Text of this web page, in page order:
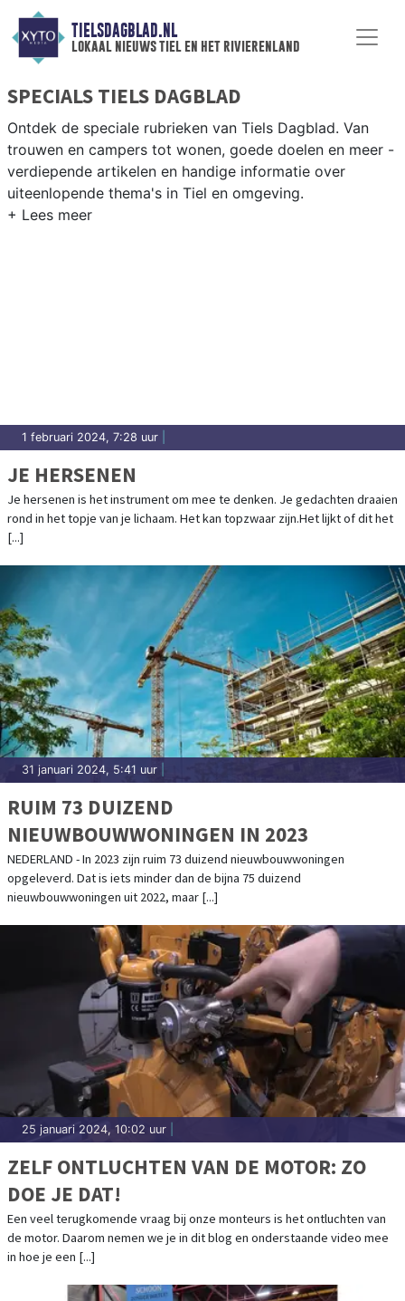
TIELSDAGBLAD.NL
lokaal nieuws tiel en het rivierenland
SPECIALS TIELS DAGBLAD
Ontdek de speciale rubrieken van Tiels Dagblad. Van
trouwen en campers tot wonen, goede doelen en meer -
verdiepende artikelen en handige informatie over
uiteenlopende thema's in Tiel en omgeving.
1 februari 2024, 7:28 uur
JE HERSENEN
Je hersenen is het instrument om mee te denken. Je gedachten draaien
rond in het topje van je lichaam. Het kan topzwaar zijn.Het lijkt of dit het
[...]
31 januari 2024, 5:41 uur
RUIM 73 DUIZEND
NIEUWBOUWWONINGEN IN 2023
NEDERLAND - In 2023 zijn ruim 73 duizend nieuwbouwwoningen
opgeleverd. Dat is iets minder dan de bijna 75 duizend
nieuwbouwwoningen uit 2022, maar [...]
25 januari 2024, 10:02 uur
ZELF ONTLUCHTEN VAN DE MOTOR: ZO
DOE JE DAT!
Een veel terugkomende vraag bij onze monteurs is het ontluchten van
de motor. Daarom nemen we je in dit blog en onderstaande video mee
in hoe je een [...]